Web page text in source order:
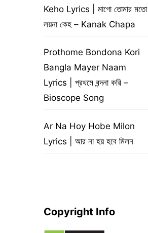
Keho Lyrics | মাগো তোমার মতো
লয়না কেহ – Kanak Chapa
Prothome Bondona Kori
Bangla Mayer Naam
Lyrics | প্রথমে বন্দনা করি –
Bioscope Song
Ar Na Hoy Hobe Milon
Lyrics | আর না হয় হবে মিলন
Copyright Info